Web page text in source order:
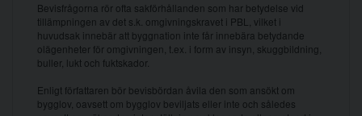
Bevisfrågorna rör ofta sakförhållanden som har betydelse vid
tillämpningen av det s.k. omgivningskravet i PBL, vilket i
huvudsak innebär att byggnation inte får innebära betydande
olägenheter för omgivningen, t.ex. i form av insyn, skuggbildning,
buller, lukt och fuktskador.
Enligt författaren bör bevisbördan åvila den som ansökt om
bygglov, oavsett om bygglov beviljats eller inte och således